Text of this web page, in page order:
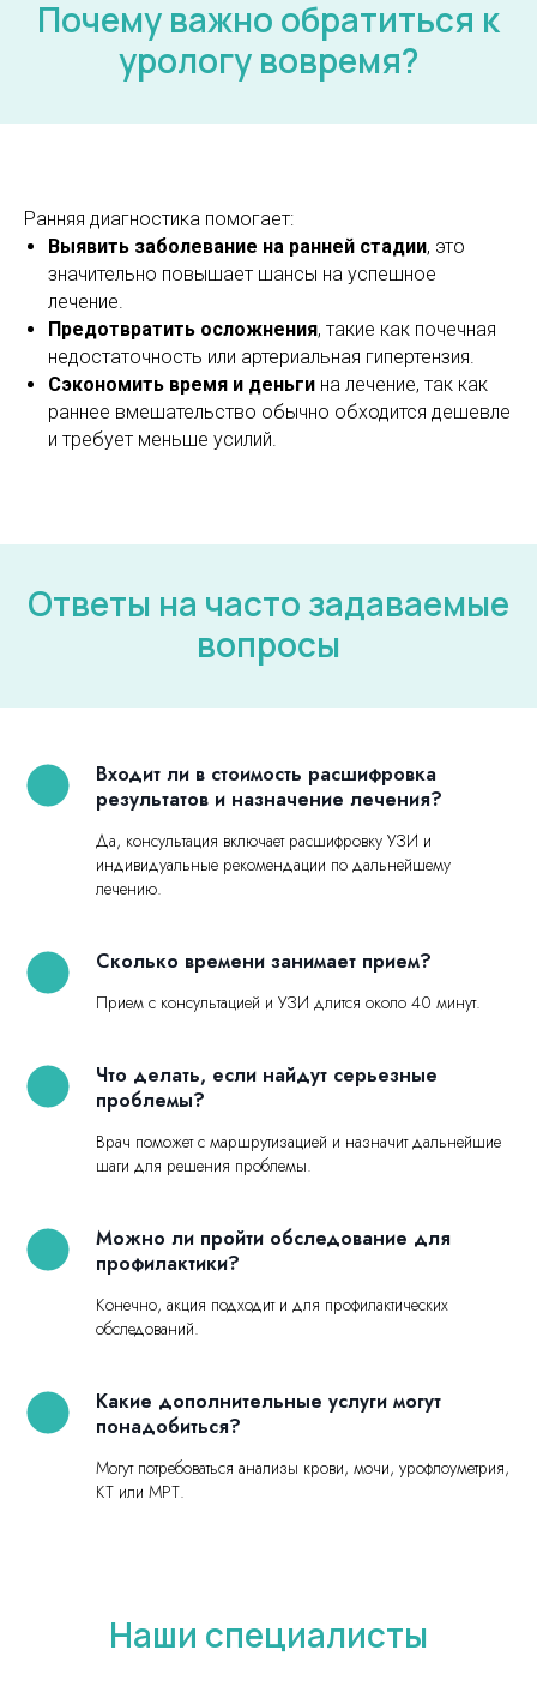
Почему важно обратиться к
урологу вовремя?
Ранняя диагностика помогает:
Выявить заболевание на ранней стадии, это
значительно повышает шансы на успешное
лечение.
Предотвратить осложнения, такие как почечная
недостаточность или артериальная гипертензия.
Сэкономить время и деньги на лечение, так как
раннее вмешательство обычно обходится дешевле
и требует меньше усилий.
Ответы на часто задаваемые
вопросы
Входит ли в стоимость расшифровка
результатов и назначение лечения?
Да, консультация включает расшифровку УЗИ и
индивидуальные рекомендации по дальнейшему
лечению.
Сколько времени занимает прием?
Прием с консультацией и УЗИ длится около 40 минут.
Что делать, если найдут серьезные
проблемы?
Врач поможет с маршрутизацией и назначит дальнейшие
шаги для решения проблемы.
Можно ли пройти обследование для
профилактики?
Конечно, акция подходит и для профилактических
обследований.
Какие дополнительные услуги могут
понадобиться?
Могут потребоваться анализы крови, мочи, урофлоуметрия,
КТ или МРТ.
Наши специалисты